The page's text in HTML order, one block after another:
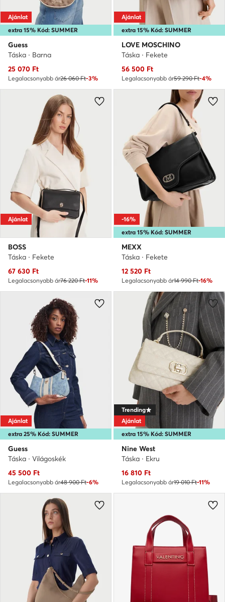
extra 15% Kód: SUMMER
Ajánlat
Guess
Táska · Barna
Aktuális ár
25 070 Ft
Legalacsonyabb ár26 060 Ft-3%
extra 15% Kód: SUMMER
Ajánlat
LOVE MOSCHINO
Táska · Fekete
Aktuális ár
56 500 Ft
Legalacsonyabb ár59 290 Ft-4%
Ajánlat
BOSS
Táska · Fekete
Aktuális ár
67 630 Ft
Legalacsonyabb ár76 220 Ft-11%
extra 15% Kód: SUMMER
-16%
MEXX
Táska · Fekete
Aktuális ár
12 520 Ft
Legalacsonyabb ár14 990 Ft-16%
extra 25% Kód: SUMMER
Ajánlat
Guess
Táska · Világoskék
Aktuális ár
45 500 Ft
Legalacsonyabb ár48 900 Ft-6%
extra 15% Kód: SUMMER
Trending
Ajánlat
Nine West
Táska · Ekru
Aktuális ár
16 810 Ft
Legalacsonyabb ár19 010 Ft-11%